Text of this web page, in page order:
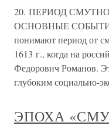
20. ПЕРИОД
ОСНОВНЫЕ СОБЫТИЯ
понимают период от
1613 г., когда на
Федорович Романов.
глубоким социально-
ЭПОХА